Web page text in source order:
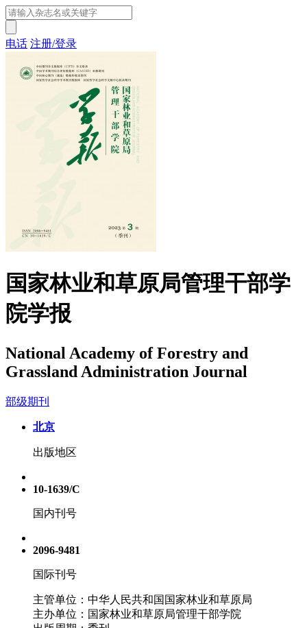
电话 注册/登录
国家林业和草原局管理干部学
院学报
National Academy of Forestry and
Grassland Administration Journal
部级期刊
北京
出版地区
10-1639/C
国内刊号
2096-9481
国际刊号
主管单位：中华人民共和国国家林业和草原局
主办单位：国家林业和草原局管理干部学院